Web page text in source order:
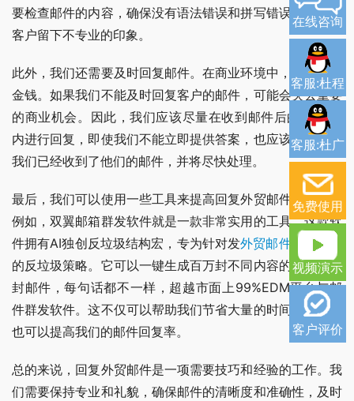
要检查邮件的内容，确保没有语法错误和拼写错误，以免给
客户留下不专业的印象。
此外，我们还需要及时回复邮件。在商业环境中，时间就是
金钱。如果我们不能及时回复客户的邮件，可能会失去重要
的商业机会。因此，我们应该尽量在收到邮件后的24小时
内进行回复，即使我们不能立即提供答案，也应该告诉客户
我们已经收到了他们的邮件，并将尽快处理。
最后，我们可以使用一些工具来提高回复外贸邮件的效率。
例如，双翼邮箱群发软件就是一款非常实用的工具。这款软
件拥有AI独创反垃圾结构宏，专为针对发外贸邮件
研发出来
的反垃圾策略。它可以一键生成百万封不同内容的邮件，每
封邮件，每句话都不一样，超越市面上99%EDM平台与邮
件群发软件。这不仅可以帮助我们节省大量的时间和精力，
也可以提高我们的邮件回复率。
总的来说，回复外贸邮件是一项需要技巧和经验的工作。我
们需要保持专业和礼貌，确保邮件的清晰度和准确性，及时
在线咨询
客服:杜程
客服:杜广
免费使用
视频演示
客户评价